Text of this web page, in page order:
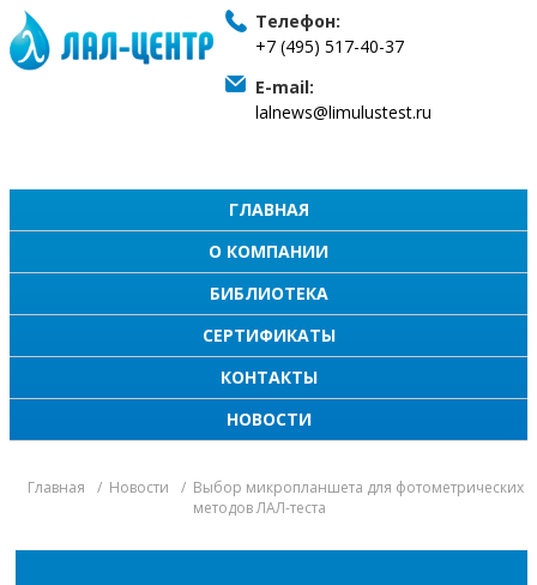
Телефон:
+7 (495) 517-40-37
E-mail:
lalnews@limulustest.ru
ГЛАВНАЯ
О КОМПАНИИ
БИБЛИОТЕКА
СЕРТИФИКАТЫ
КОНТАКТЫ
НОВОСТИ
Главная Новости
Выбор микропланшета для фотометрических
методов ЛАЛ-теста